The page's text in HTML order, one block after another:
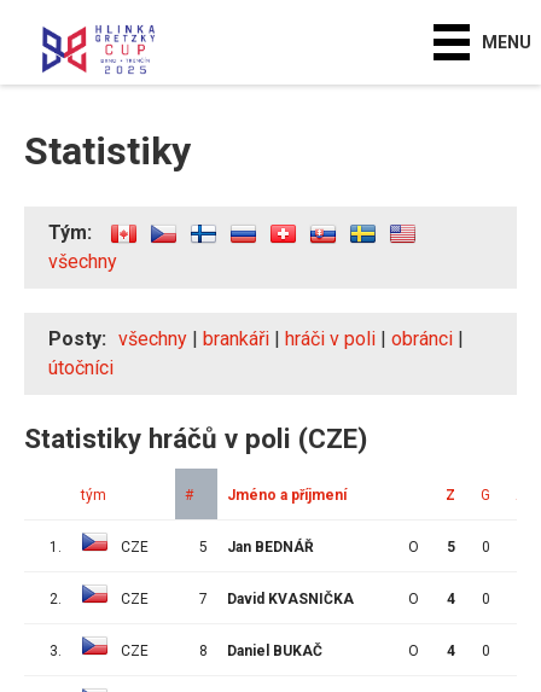
MENU
Statistiky
Tým:
všechny
Posty: všechny | brankáři | hráči v poli | obránci |
útočníci
Statistiky hráčů v poli (CZE)
tým # Jméno a příjmení Z G A
1. CZE 5 Jan BEDNÁŘ O 5 0
2. CZE 7 David KVASNIČKA O 4 0
3. CZE 8 Daniel BUKAČ O 4 0